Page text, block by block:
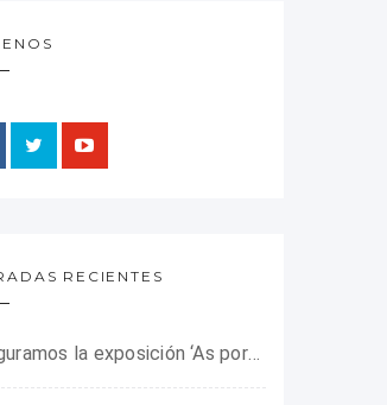
RECIENTES
Inauguramos la exposición ‘As portas do horror’ sobre el campo de concentración franquista de Camposancos